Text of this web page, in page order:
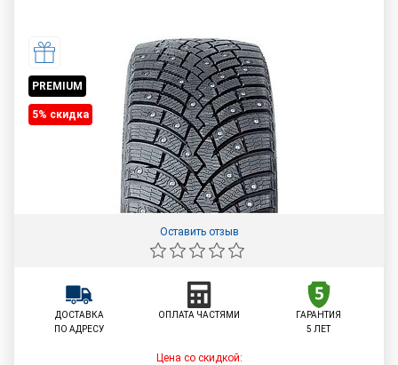
PREMIUM
5% cкидка
Оставить отзыв
ДОСТАВКА
ПО АДРЕСУ
ОПЛАТА ЧАСТЯМИ
ГАРАНТИЯ
5 ЛЕТ
Цена со скидкой: